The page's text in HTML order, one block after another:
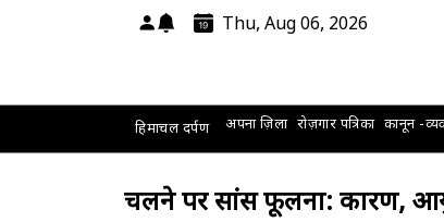
Thu, Aug 06, 2026
हिमाचल दर्पण अपना ज़िला रोज़गार पत्रिका कानून -
चलने पर सांस फूलना: कारण,